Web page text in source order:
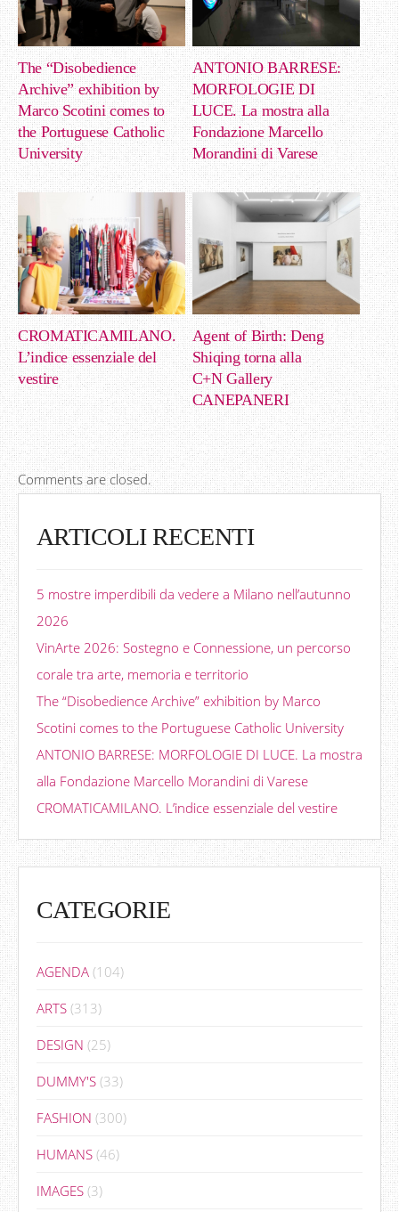
The “Disobedience
Archive” exhibition by
Marco Scotini comes to
the Portuguese Catholic
University
ANTONIO BARRESE:
MORFOLOGIE DI
LUCE. La mostra alla
Fondazione Marcello
Morandini di Varese
CROMATICAMILANO.
L’indice essenziale del
vestire
Agent of Birth: Deng
Shiqing torna alla
C+N Gallery
CANEPANERI
Comments are closed.
ARTICOLI RECENTI
5 mostre imperdibili da vedere a Milano nell’autunno
2026
VinArte 2026: Sostegno e Connessione, un percorso
corale tra arte, memoria e territorio
The “Disobedience Archive” exhibition by Marco
Scotini comes to the Portuguese Catholic University
ANTONIO BARRESE: MORFOLOGIE DI LUCE. La mostra
alla Fondazione Marcello Morandini di Varese
CROMATICAMILANO. L’indice essenziale del vestire
CATEGORIE
AGENDA (104)
ARTS (313)
DESIGN (25)
DUMMY'S (33)
FASHION (300)
HUMANS (46)
IMAGES (3)